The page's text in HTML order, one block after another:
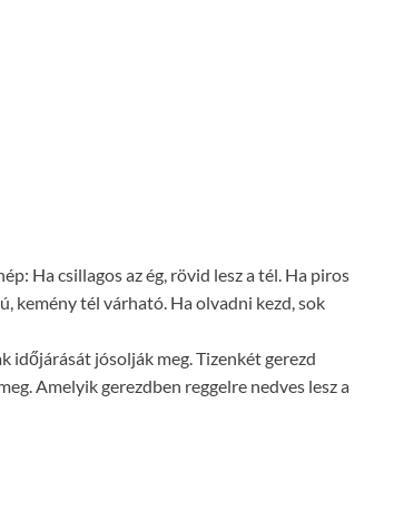
Ha csillagos az ég, rövid lesz a tél. Ha piros
kemény tél várható. Ha olvadni kezd, sok
időjárását jósolják meg. Tizenkét gerezd
Amelyik gerezdben reggelre nedves lesz a